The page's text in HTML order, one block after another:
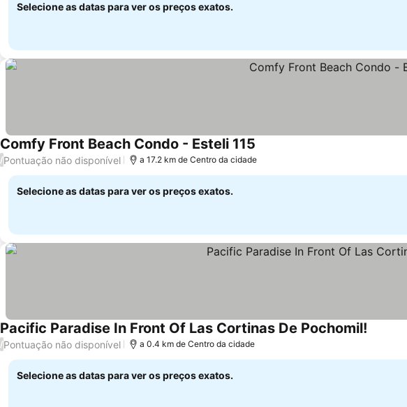
Selecione as datas para ver os preços exatos.
Comfy Front Beach Condo - Esteli 115
/Pontuação não disponível a 17.2 km de Centro da cidade
Selecione as datas para ver os preços exatos.
Pacific Paradise In Front Of Las Cortinas De Pochomil!
/Pontuação não disponível a 0.4 km de Centro da cidade
Selecione as datas para ver os preços exatos.